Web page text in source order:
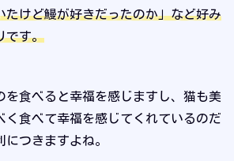
たけど鰻が好きだったのか」など好み
です。
を食べると幸福を感じますし、猫も美
く食べて幸福を感じてくれているのだ
つきますよね。